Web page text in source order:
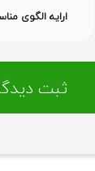
ارایه الگوی